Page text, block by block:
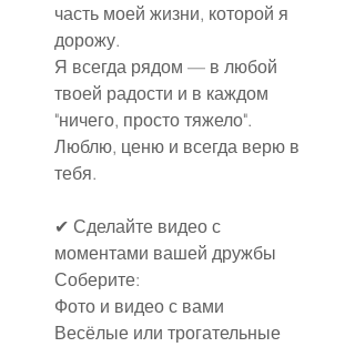
часть моей жизни, которой я
дорожу.
Я всегда рядом — в любой
твоей радости и в каждом
"ничего, просто тяжело".
Люблю, ценю и всегда верю в
тебя.
✔ Сделайте видео с
моментами вашей дружбы
Соберите:
Фото и видео с вами
Весёлые или трогательные